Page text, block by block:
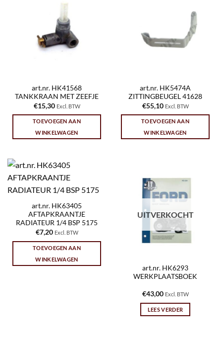
art.nr. HK41568
TANKKRAAN MET ZEEFJE
€15,30 Excl. BTW
TOEVOEGEN AAN
WINKELWAGEN
art.nr. HK5474A
ZITTINGBEUGEL 41628
€55,10 Excl. BTW
TOEVOEGEN AAN
WINKELWAGEN
art.nr. HK63405
AFTAPKRAANTJE
RADIATEUR 1/4 BSP 5175
€7,20 Excl. BTW
TOEVOEGEN AAN
WINKELWAGEN
UITVERKOCHT
art.nr. HK6293
WERKPLAATSBOEK
€43,00 Excl. BTW
LEES VERDER